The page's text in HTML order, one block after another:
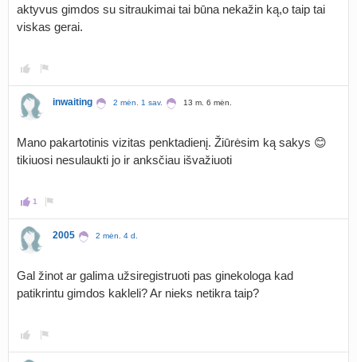
aktyvus gimdos su sitraukimai tai būna nekažin ką,o taip tai
viskas gerai.
inwaiting 2 mėn. 1 sav. 13 m. 6 mėn.
Mano pakartotinis vizitas penktadienį. Žiūrėsim ką sakys 😊
tikiuosi nesulaukti jo ir anksčiau išvažiuoti
1
2005 2 mėn. 4 d.
Gal žinot ar galima užsiregistruoti pas ginekologa kad
patikrintu gimdos kakleli? Ar nieks netikra taip?